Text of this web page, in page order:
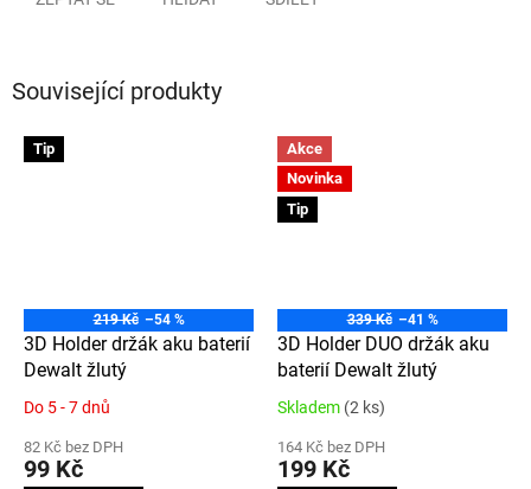
Související produkty
Tip
219 Kč –54 %
3D Holder držák aku baterií
Dewalt žlutý
Průměrné
produktu
je
Do 5 - 7 dnů
82 Kč bez DPH
99 Kč
Akce
Novinka
Tip
339 Kč –41 %
3D Holder DUO držák aku
baterií Dewalt žlutý
Průměrné
produktu
je
Skladem (2 ks)
164 Kč bez DPH
199 Kč